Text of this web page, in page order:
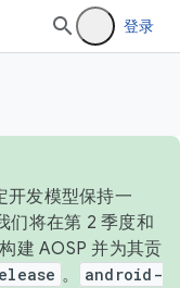
登录
开发模型保持一
们将在第 2 季度和
建 AOSP 并为其贡
。
android-